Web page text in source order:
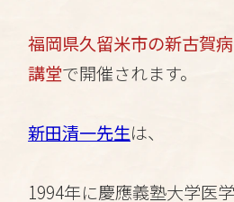
福岡県久留米市の新古賀
講堂で開催されます。
新田清一先生は、
1994年に慶應義塾大学医